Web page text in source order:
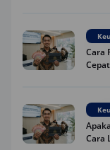
Cara
Cara